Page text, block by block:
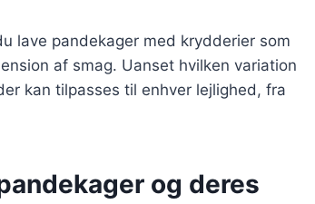
lave pandekager med krydderier som
af smag. Uanset hvilken variation
kan tilpasses til enhver lejlighed, fra
og deres